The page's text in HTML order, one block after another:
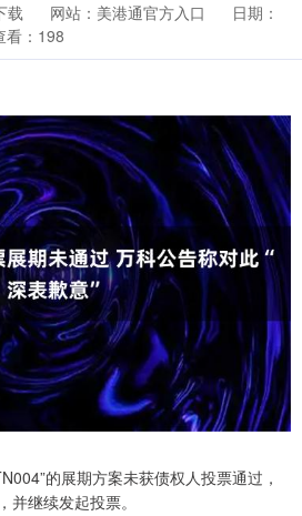
载 网站：美港通官方入口
日期：
看：198
的展期方案未获债权人投票通过，
继续发起投票。